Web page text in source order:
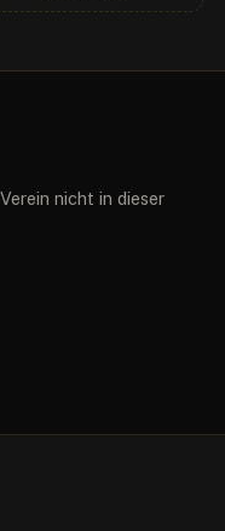
nicht in dieser